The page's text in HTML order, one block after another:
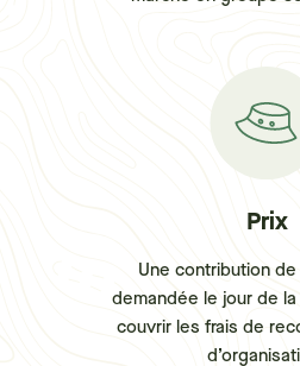
Prix
Une contribution
demandée le jour de
couvrir les frais de